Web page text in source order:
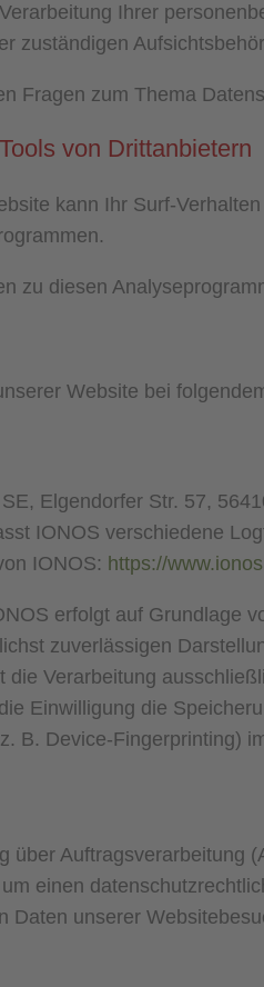
Ihrer
zuständigen
Fragen zum Thema
von Dritt­anbietern
kann Ihr Surf-
zu diesen
Website bei
Elgendorfer Str. 57,
IONOS verschiedene
IONOS: https://
erfolgt auf Grundlage
zuverlässigen
die Verarbeitung
Einwilligung die
B. Device-Fingerprinting)
über Auftragsverarbeitung
einen
Daten unserer